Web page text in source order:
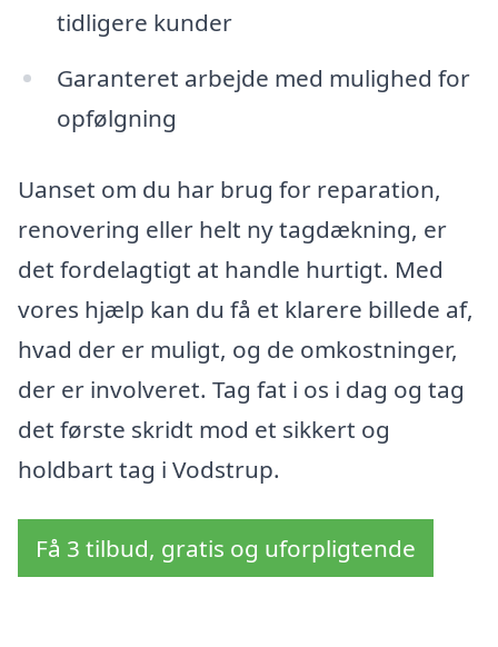
tidligere kunder
Garanteret arbejde med mulighed for
opfølgning
Uanset om du har brug for reparation,
renovering eller helt ny tagdækning, er
det fordelagtigt at handle hurtigt. Med
vores hjælp kan du få et klarere billede af,
hvad der er muligt, og de omkostninger,
der er involveret. Tag fat i os i dag og tag
det første skridt mod et sikkert og
holdbart tag i Vodstrup.
Få 3 tilbud, gratis og uforpligtende